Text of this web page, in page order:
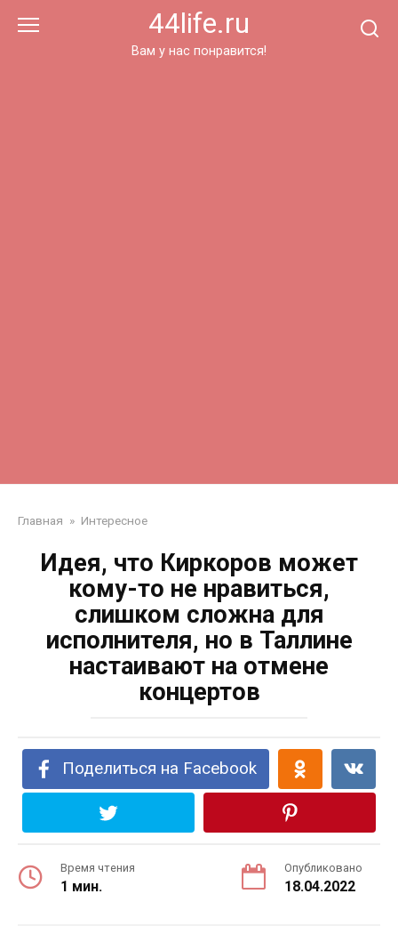
44life.ru
Вам у нас понравится!
Главная » Интересное
Идея, что Киркоров может
кому-то не нравиться,
слишком сложна для
исполнителя, но в Таллине
настаивают на отмене
концертов
Поделиться на Facebook
Время чтения
1 мин.
Опубликовано
18.04.2022